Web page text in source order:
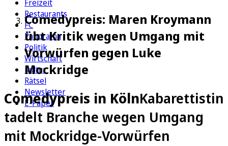
Freizeit
Restaurants
FC
Panorama
Politik
Wirtschaft
Kultur
Rätsel
Newsletter
E-Paper
Comedypreis: Maren Kroymann
übt Kritik wegen Umgang mit
Vorwürfen gegen Luke
Mockridge
Comedypreis in KölnKabarettistin
tadelt Branche wegen Umgang
mit Mockridge-Vorwürfen